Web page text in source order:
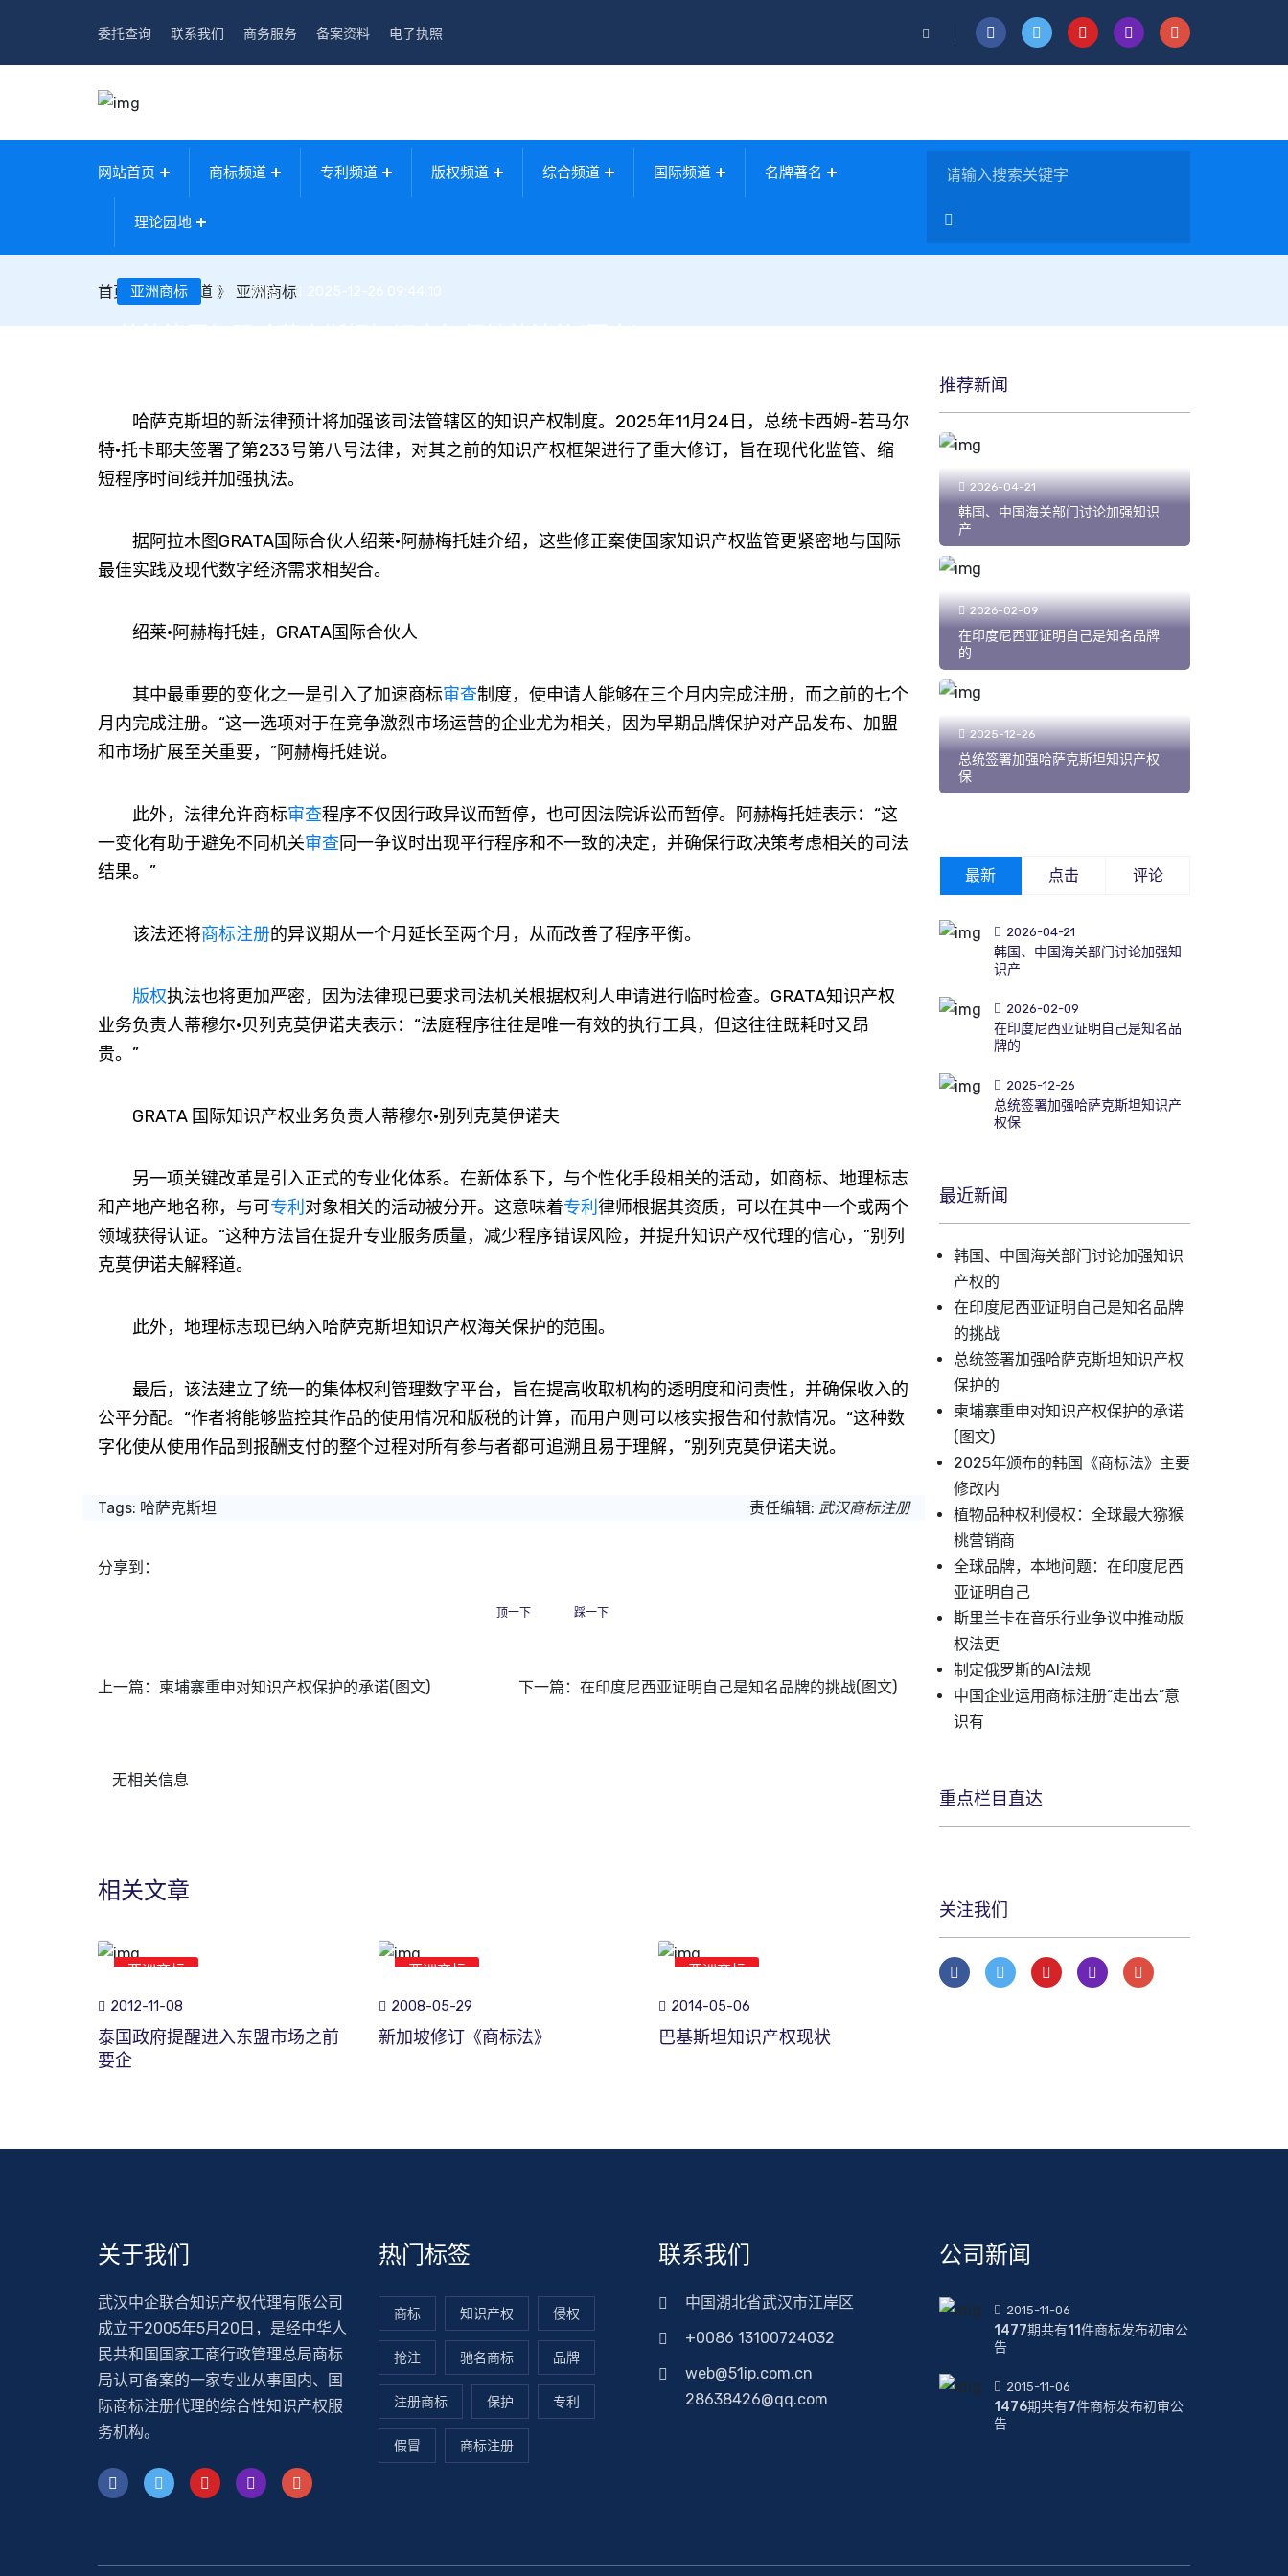
委托查询 联系我们 商务服务 备案资料 电子执照
网站首页 商标频道 专利频道 版权频道 综合频道 国际频道 名牌著名
理论园地
首页 》国际频道 》 亚洲商标
亚洲商标 网络 2025-12-26 09:44:10
哈萨克斯坦的新法律预计将加强该司法管辖区的知识产权制度。2025年11月24日，总统卡西姆-若马尔
特·托卡耶夫签署了第233号第八号法律，对其之前的知识产权框架进行了重大修订，旨在现代化监管、缩
短程序时间线并加强执法。
据阿拉木图GRATA国际合伙人绍莱·阿赫梅托娃介绍，这些修正案使国家知识产权监管更紧密地与国际
最佳实践及现代数字经济需求相契合。
绍莱·阿赫梅托娃，GRATA国际合伙人
其中最重要的变化之一是引入了加速商标审查制度，使申请人能够在三个月内完成注册，而之前的七个
月内完成注册。“这一选项对于在竞争激烈市场运营的企业尤为相关，因为早期品牌保护对产品发布、加盟
和市场扩展至关重要，”阿赫梅托娃说。
此外，法律允许商标审查程序不仅因行政异议而暂停，也可因法院诉讼而暂停。阿赫梅托娃表示：“这
一变化有助于避免不同机关审查同一争议时出现平行程序和不一致的决定，并确保行政决策考虑相关的司法
结果。”
该法还将商标注册的异议期从一个月延长至两个月，从而改善了程序平衡。
版权执法也将更加严密，因为法律现已要求司法机关根据权利人申请进行临时检查。GRATA知识产权
业务负责人蒂穆尔·贝列克莫伊诺夫表示：“法庭程序往往是唯一有效的执行工具，但这往往既耗时又昂
贵。”
GRATA 国际知识产权业务负责人蒂穆尔·别列克莫伊诺夫
另一项关键改革是引入正式的专业化体系。在新体系下，与个性化手段相关的活动，如商标、地理标志
和产地产地名称，与可专利 对象相关的活动被分开。这意味着专利 律师根据其资质，可以在其中一个或两个
领域获得认证。“这种方法旨在提升专业服务质量，减少程序错误风险，并提升知识产权代理的信心，”别列
克莫伊诺夫解释道。
此外，地理标志现已纳入哈萨克斯坦知识产权海关保护的范围。
最后，该法建立了统一的集体权利管理数字平台，旨在提高收取机构的透明度和问责性，并确保收入的
公平分配。“作者将能够监控其作品的使用情况和版税的计算，而用户则可以核实报告和付款情况。“这种数
字化使从使用作品到报酬支付的整个过程对所有参与者都可追溯且易于理解，”别列克莫伊诺夫说。
Tags: 哈萨克斯坦 责任编辑: 武汉商标注册
分享到：
顶一下 踩一下
上一篇： 柬埔寨重申对知识产权保护的承诺(图文) 下一篇： 在印度尼西亚证明自己是知名品牌的挑战(图文)
无相关信息
相关文章
亚洲商标
2012-11-08
泰国政府提醒进入东盟市场之前
要企
亚洲商标
2008-05-29
新加坡修订《商标法》
亚洲商标
2014-05-06
巴基斯坦知识产权现状
推荐新闻
2026-04-21
韩国、中国海关部门讨论加强知识
产
2026-02-09
在印度尼西亚证明自己是知名品牌
的
2025-12-26
总统签署加强哈萨克斯坦知识产权
保
最新 点击 评论
2026-04-21
韩国、中国海关部门讨论加强知
识产
2026-02-09
在印度尼西亚证明自己是知名品
牌的
2025-12-26
总统签署加强哈萨克斯坦知识产
权保
最近新闻
韩国、中国海关部门讨论加强知识
产权的
在印度尼西亚证明自己是知名品牌
的挑战
总统签署加强哈萨克斯坦知识产权
保护的
柬埔寨重申对知识产权保护的承诺
(图文)
2025年颁布的韩国《商标法》主要
修改内
植物品种权利侵权：全球最大猕猴
桃营销商
全球品牌，本地问题：在印度尼西
亚证明自己
斯里兰卡在音乐行业争议中推动版
权法更
制定俄罗斯的AI法规
中国企业运用商标注册“走出去”意
识有
重点栏目直达
关注我们
关于我们
武汉中企联合知识产权代理有限公司
成立于2005年5月20日，是经中华人
民共和国国家工商行政管理总局商标
局认可备案的一家专业从事国内、国
际商标注册代理的综合性知识产权服
务机构。
热门标签
商标 知识产权 侵权
抢注 驰名商标 品牌
注册商标 保护 专利
假冒 商标注册
联系我们
中国湖北省武汉市江岸区
+0086 13100724032
web@51ip.com.cn
28638426@qq.com
公司新闻
2015-11-06
1477期共有11件商标发布初审公
告
2015-11-06
1476期共有7件商标发布初审公
告